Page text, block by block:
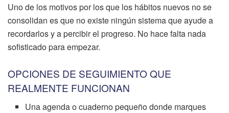
Uno de los motivos por los que los hábitos nuevos no se
consolidan es que no existe ningún sistema que ayude a
recordarlos y a percibir el progreso. No hace falta nada
sofisticado para empezar.
OPCIONES DE SEGUIMIENTO QUE
REALMENTE FUNCIONAN
Una agenda o cuaderno pequeño donde marques